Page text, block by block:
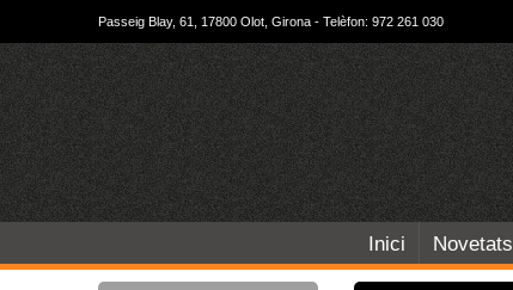
Passeig Blay, 61, 17800 Olot, Girona - Telèfon: 972 261 030
Inici Novetats